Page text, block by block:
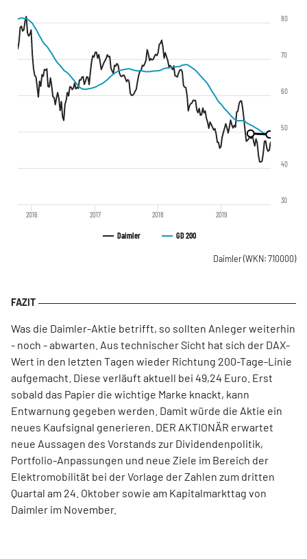
Daimler GD 200
2016 2017 2018 2019
30
40
50
60
70
80
Daimler(WKN: 710000)
Was die Daimler-Aktie betrifft, so sollten Anleger weiterhin
- noch - abwarten. Aus technischer Sicht hat sich der DAX-
Wert in den letzten Tagen wieder Richtung 200-Tage-Linie
aufgemacht. Diese verläuft aktuell bei 49,24 Euro. Erst
sobald das Papier die wichtige Marke knackt, kann
Entwarnung gegeben werden. Damit würde die Aktie ein
neues Kaufsignal generieren. DER AKTIONÄR erwartet
neue Aussagen des Vorstands zur Dividendenpolitik,
Portfolio-Anpassungen und neue Ziele im Bereich der
Elektromobilität bei der Vorlage der Zahlen zum dritten
Quartal am 24. Oktober sowie am Kapitalmarkttag von
Daimler im November.